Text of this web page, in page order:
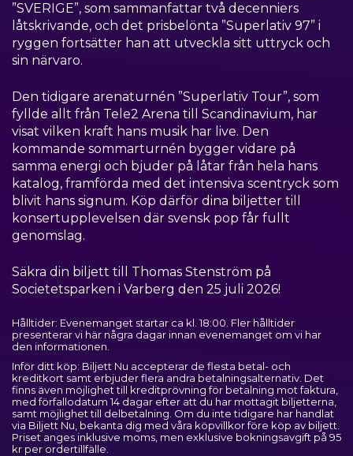
”SVERIGE”, som sammanfattar två decenniers
låtskrivande, och det prisbelönta ”Superlativ 97” i
ryggen fortsätter han att utveckla sitt uttryck och
sin närvaro.
Den tidigare arenaturnén ”Superlativ Tour”, som
fyllde allt från Tele2 Arena till Scandinavium, har
visat vilken kraft hans musik har live. Den
kommande sommarturnén bygger vidare på
samma energi och bjuder på låtar från hela hans
katalog, framförda med det intensiva scentryck som
blivit hans signum. Köp därför dina biljetter till
konsertupplevelsen där svensk pop får fullt
genomslag.
Säkra din biljett till Thomas Stenström på
Societetsparken i Varberg den 25 juli 2026!
Hålltider: Evenemanget startar ca kl. 18:00. Fler hålltider
presenterar vi här några dagar innan evenemanget om vi har
den informationen.
Inför ditt köp: Biljett Nu accepterar de flesta betal- och
kreditkort samt erbjuder flera andra betalningsalternativ. Det
finns även möjlighet till kreditprövning för betalning mot faktura,
med förfallodatum 14 dagar efter att du har mottagit biljetterna,
samt möjlighet till delbetalning. Om du inte tidigare har handlat
via Biljett Nu, bekanta dig med våra köpvillkorföre köp av biljett.
Priset anges inklusive moms, men exklusive bokningsavgift på 95
kr per ordertillfälle.